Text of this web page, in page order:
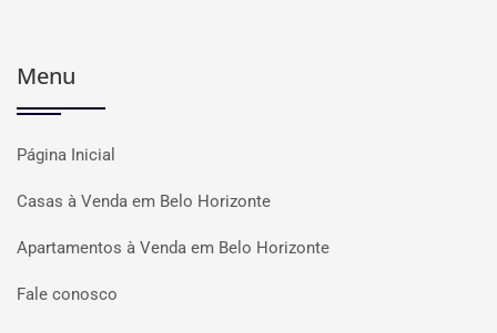
Menu
Página Inicial
Casas à Venda em Belo Horizonte
Apartamentos à Venda em Belo Horizonte
Fale conosco